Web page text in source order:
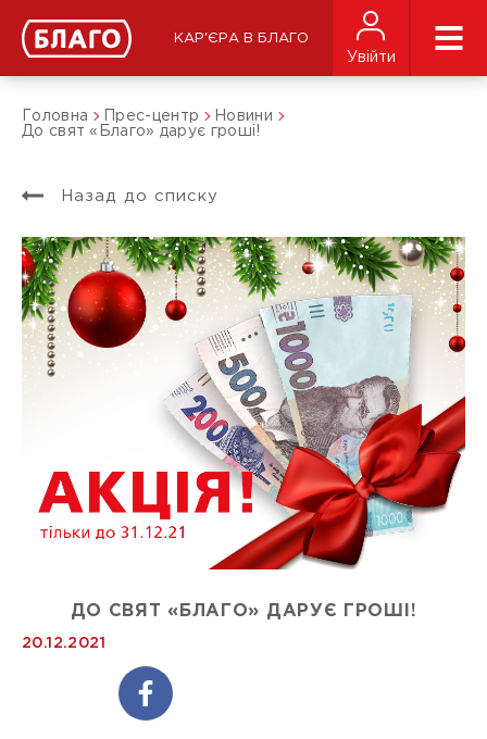
КАР'ЄРА В БЛАГО
Увійти
Головна Прес-центр
Новини
До свят «Благо» дарує гроші!
Назад до списку
ДО СВЯТ «БЛАГО» ДАРУЄ ГРОШІ!
20.12.2021